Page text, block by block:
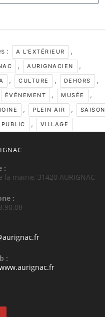
: A L'EXTÉRIEUR ,
, AURIGNACIEN ,
, CULTURE , DEHORS ,
ÉVÉNEMENT , MUSÉE ,
, PLEIN AIR , SAISON
, VILLAGE
:
la mairie, 31420 AURIGNAC
:
S’ouvre
application
: